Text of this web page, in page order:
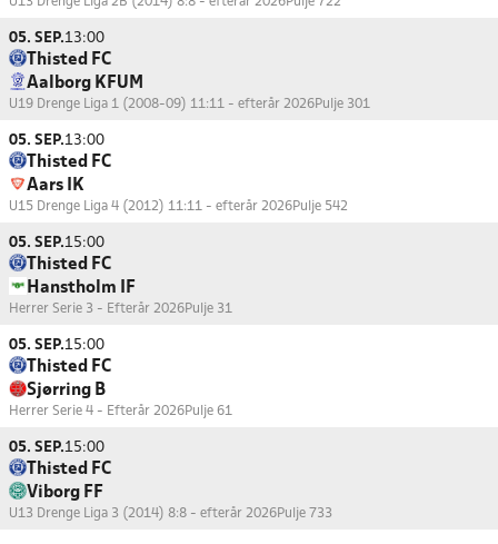
05. SEP.13:00
Thisted FC
Aalborg KFUM
U19 Drenge Liga 1 (2008-09) 11:11 - efterår 2026Pulje 301
05. SEP.13:00
Thisted FC
Aars IK
U15 Drenge Liga 4 (2012) 11:11 - efterår 2026Pulje 542
05. SEP.15:00
Thisted FC
Hanstholm IF
Herrer Serie 3 - Efterår 2026Pulje 31
05. SEP.15:00
Thisted FC
Sjørring B
Herrer Serie 4 - Efterår 2026Pulje 61
05. SEP.15:00
Thisted FC
Viborg FF
U13 Drenge Liga 3 (2014) 8:8 - efterår 2026Pulje 733